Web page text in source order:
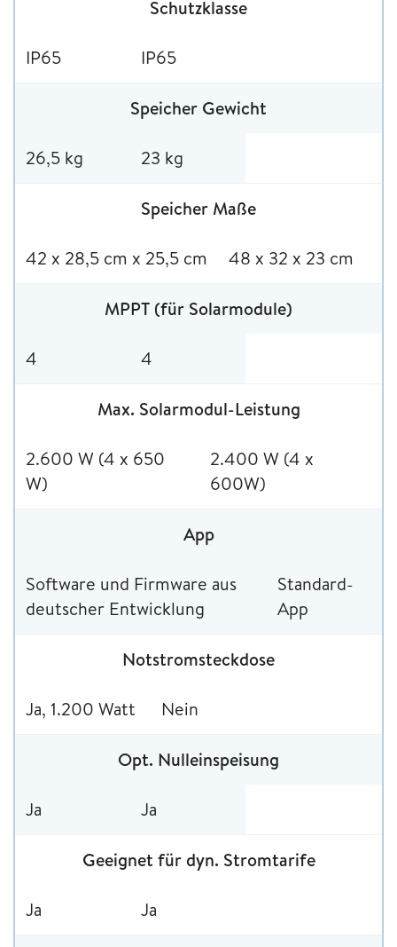
Schutzklasse
IP65 IP65
Speicher Gewicht
26,5 kg 23 kg
Speicher Maße
42 x 28,5 cm x 25,5 cm 48 x 32 x 23 cm
MPPT (für Solarmodule)
4 4
Max. Solarmodul-Leistung
2.600 W (4 x 650
W)
2.400 W (4 x
600W)
App
Software und Firmware aus
deutscher Entwicklung
Standard-
App
Notstromsteckdose
Ja, 1.200 Watt Nein
Opt. Nulleinspeisung
Ja Ja
Geeignet für dyn. Stromtarife
Ja Ja